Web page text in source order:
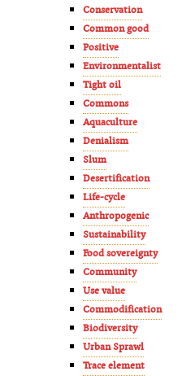
Conservation
Common good
Positive
Environmentalist
Tight oil
Commons
Aquaculture
Denialism
Slum
Desertification
Life-cycle
Anthropogenic
Sustainability
Food sovereignty
Community
Use value
Commodification
Biodiversity
Urban Sprawl
Trace element